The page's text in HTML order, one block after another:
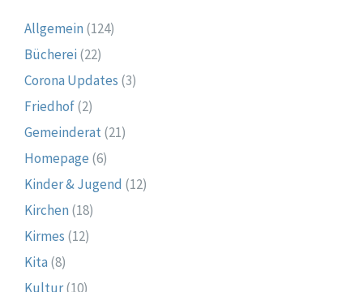
Allgemein (124)
Bücherei (22)
Corona Updates (3)
Friedhof(2)
Gemeinderat(21)
Homepage (6)
Kinder & Jugend (12)
Kirchen (18)
Kirmes (12)
Kita (8)
Kultur(10)